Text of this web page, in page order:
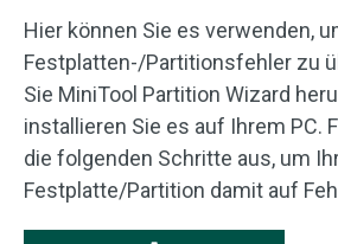
Hier können Sie es verwenden,
Festplatten-/Partitionsfehler zu
Sie MiniTool Partition Wizard
installieren Sie es auf Ihrem PC.
die folgenden Schritte aus, um
Festplatte/Partition damit auf